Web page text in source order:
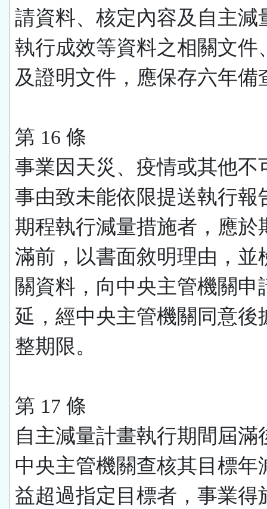
請資料、核定內容及自主減
執行成效等資料之相關文件
及證明文件，應保存六年備
第 16 條
事業因天災、疫情或其他不
事由致未能依限提送執行報
期程執行減量措施者，應於
滿前，以書面敘明理由，並
關資料，向中央主管機關申
延，經中央主管機關同意後
整期限。
第 17 條
自主減量計畫執行期間屆滿
中央主管機關查核其目標年
益超過指定目標者，事業得